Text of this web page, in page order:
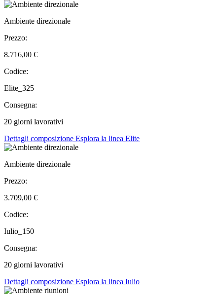
Ambiente direzionale
Prezzo:
8.716,00 €
Codice:
Elite_325
Consegna:
20 giorni lavorativi
Dettagli composizione Esplora la linea Elite
Ambiente direzionale
Prezzo:
3.709,00 €
Codice:
Iulio_150
Consegna:
20 giorni lavorativi
Dettagli composizione Esplora la linea Iulio